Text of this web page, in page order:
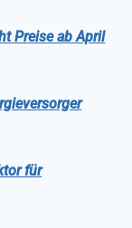
Preise ab April
für